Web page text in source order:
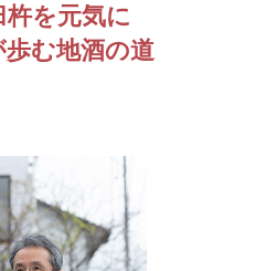
を元気に
む地酒の道